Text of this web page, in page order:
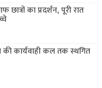
का प्रदर्शन, पूरी रात
कार्यवाही कल तक स्थगित